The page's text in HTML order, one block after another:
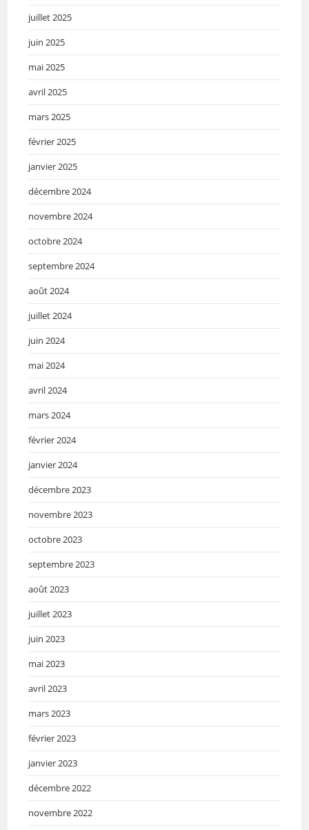
juillet 2025
juin 2025
mai 2025
avril 2025
mars 2025
février 2025
janvier 2025
décembre 2024
novembre 2024
octobre 2024
septembre 2024
août 2024
juillet 2024
juin 2024
mai 2024
avril 2024
mars 2024
février 2024
janvier 2024
décembre 2023
novembre 2023
octobre 2023
septembre 2023
août 2023
juillet 2023
juin 2023
mai 2023
avril 2023
mars 2023
février 2023
janvier 2023
décembre 2022
novembre 2022